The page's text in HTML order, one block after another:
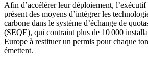
Afin d’accélérer leur déploiement, l’exécutif
présent des moyens d’intégrer les
carbone dans le système d’échange de
(SEQE), qui contraint plus de 10 000
Europe à restituer un permis pour chaque
émettent.